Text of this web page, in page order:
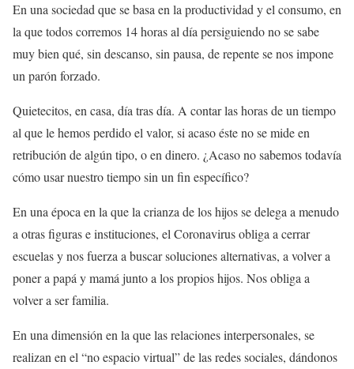
En una sociedad que se basa en la productividad y el consumo, en
la que todos corremos 14 horas al día persiguiendo no se sabe
muy bien qué, sin descanso, sin pausa, de repente se nos impone
un parón forzado.
Quietecitos, en casa, día tras día. A contar las horas de un tiempo
al que le hemos perdido el valor, si acaso éste no se mide en
retribución de algún tipo, o en dinero. ¿Acaso no sabemos todavía
cómo usar nuestro tiempo sin un fin específico?
En una época en la que la crianza de los hijos se delega a menudo
a otras figuras e instituciones, el Coronavirus obliga a cerrar
escuelas y nos fuerza a buscar soluciones alternativas, a volver a
poner a papá y mamá junto a los propios hijos. Nos obliga a
volver a ser familia.
En una dimensión en la que las relaciones interpersonales, se
realizan en el “no espacio virtual” de las redes sociales, dándonos